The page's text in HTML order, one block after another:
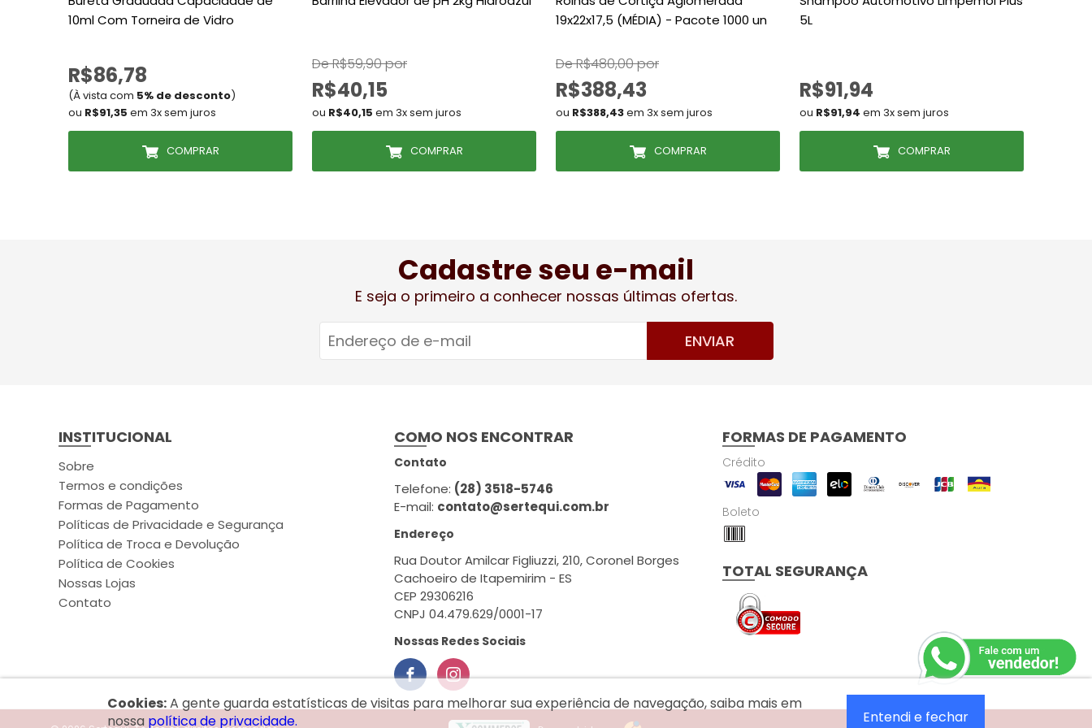
10ml Com Torneira de Vidro
R$86,78
(À vista com 5% de desconto)
ou R$91,35 em 3x sem juros
COMPRAR
De R$59,90 por
R$40,15
ou R$40,15 em 3x sem juros
COMPRAR
19x22x17,5 (MÉDIA) - Pacote 1000 un
De R$480,00 por
R$388,43
ou R$388,43em 3x sem juros
COMPRAR
5L
R$91,94
ou R$91,94 em 3x sem juros
COMPRAR
Cadastre seu e-mail
E seja o primeiro a conhecer nossas últimas ofertas.
ENVIAR
INSTITUCIONAL
Sobre
Termos e condições
Formas de Pagamento
Políticas de Privacidade e Segurança
Política de Troca e Devolução
Política de Cookies
Nossas Lojas
Contato
COMO NOS ENCONTRAR
Contato
Telefone: (28) 3518-5746
E-mail: contato@sertequi.com.br
Endereço
Rua Doutor Amilcar Figliuzzi, 210, Coronel Borges
Cachoeiro de Itapemirim - ES
CEP 29306216
CNPJ 04.479.629/0001-17
Nossas Redes Sociais
FORMAS DE PAGAMENTO
Crédito
Boleto
TOTAL SEGURANÇA
Cookies:A gente guarda estatísticas de visitas para melhorar sua experiência de navegação, saiba mais em
nossa política de privacidade. Entendi e fechar